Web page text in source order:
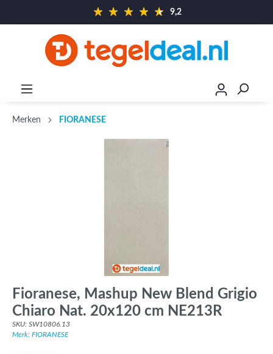
9,2
Merken FIORANESE
Fioranese, Mashup New Blend Grigio
Chiaro Nat. 20x120 cm NE213R
SKU: SW10806.13
Merk: FIORANESE